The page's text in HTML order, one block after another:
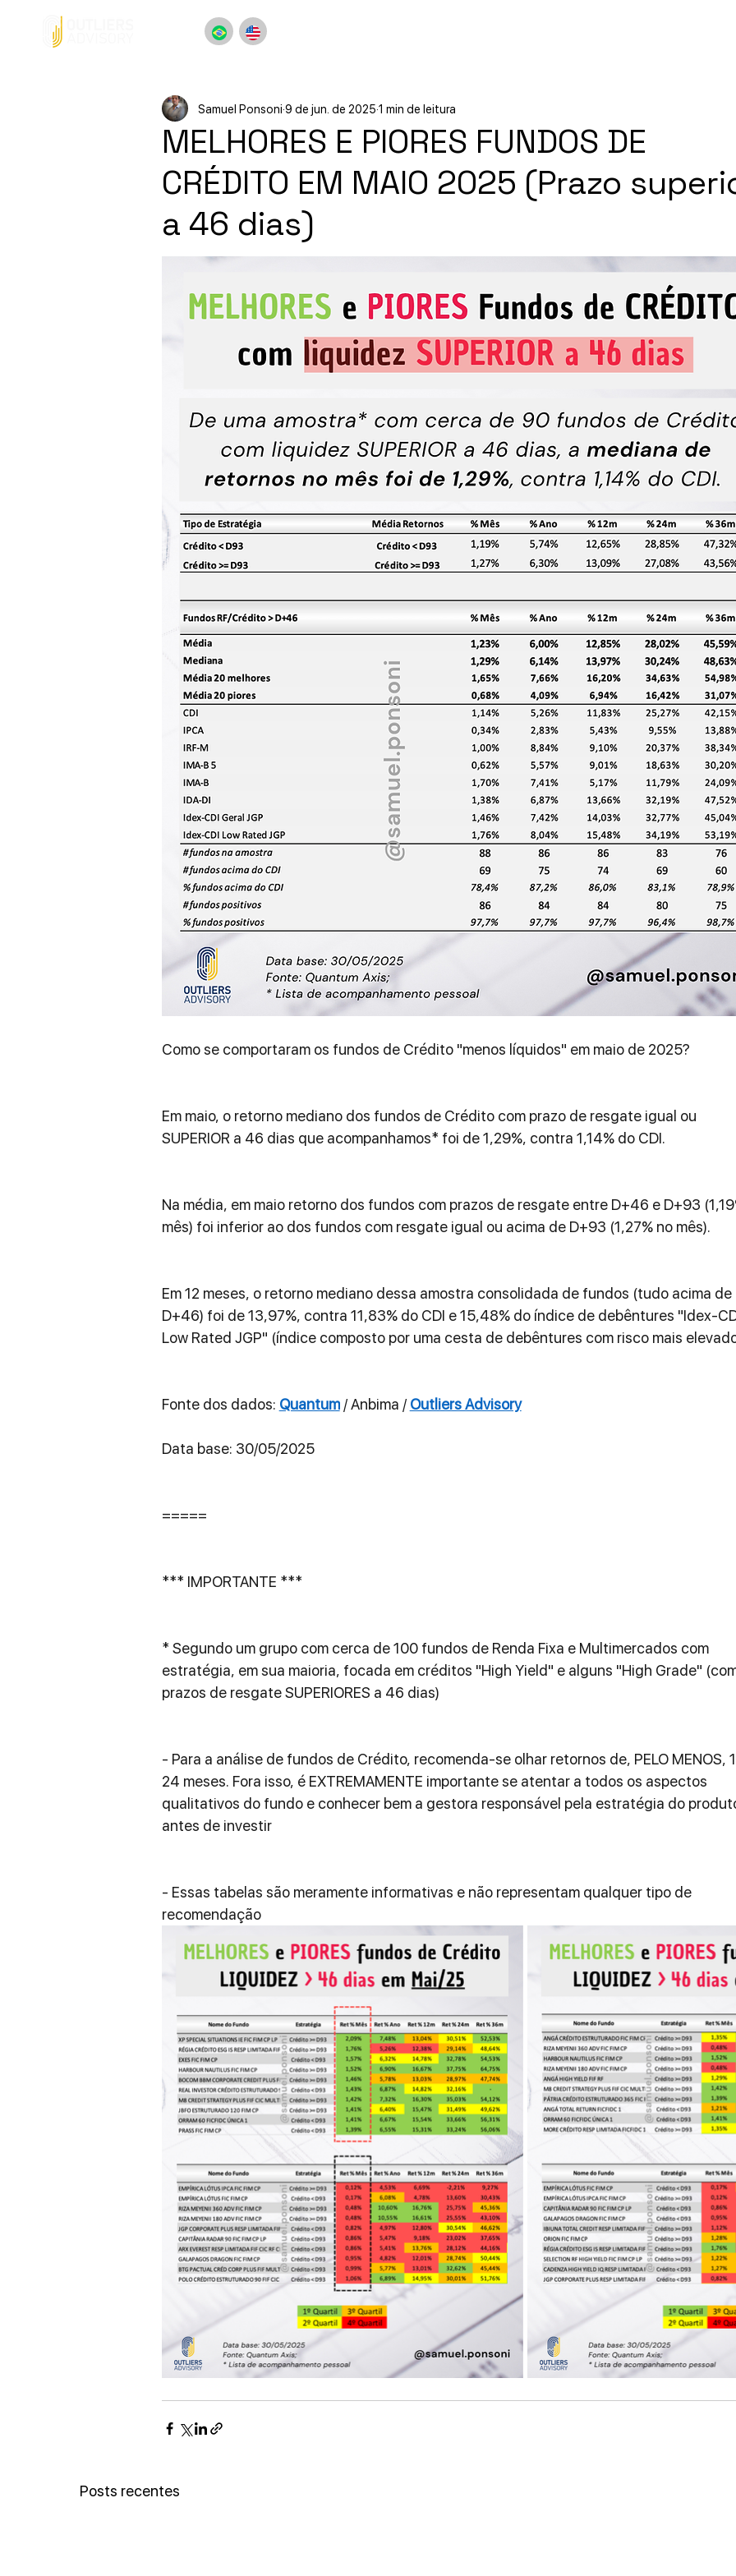
MELHORES E PIORES FUNDOS DE
CRÉDITO EM MAIO 2025 (Prazo
a 46 dias)
Samuel Ponsoni9 de jun. de 2025 1 min de leitura
Como se comportaram os fundos de Crédito "menos líquidos" em maio de 2025?
Em maio, o retorno mediano dos fundos de Crédito com prazo de resgate igual ou
SUPERIOR a 46 dias que acompanhamos* foi de 1,29%, contra 1,14% do CDI.
Na média, em maio retorno dos fundos com prazos de resgate entre D+46 e D+93
mês) foi inferior ao dos fundos com resgate igual ou acima de D+93 (1,27% no mês).
Em 12 meses, o retorno mediano dessa amostra consolidada de fundos (tudo acima de
D+46) foi de 13,97%, contra 11,83% do CDI e 15,48% do índice de debêntures "Idex-
Low Rated JGP" (índice composto por uma cesta de debêntures com risco mais
Fonte dos dados: Quantum / Anbima / Outliers Advisory
Data base: 30/05/2025
=====
*** IMPORTANTE ***
* Segundo um grupo com cerca de 100 fundos de Renda Fixa e Multimercados com
estratégia, em sua maioria, focada em créditos "High Yield" e alguns "High Grade"
prazos de resgate SUPERIORES a 46 dias)
- Para a análise de fundos de Crédito, recomenda-se olhar retornos de, PELO MENOS,
24 meses. Fora isso, é EXTREMAMENTE importante se atentar a todos os aspectos
qualitativos do fundo e conhecer bem a gestora responsável pela estratégia do
antes de investir
- Essas tabelas são meramente informativas e não representam qualquer tipo de
recomendação
Posts recentes